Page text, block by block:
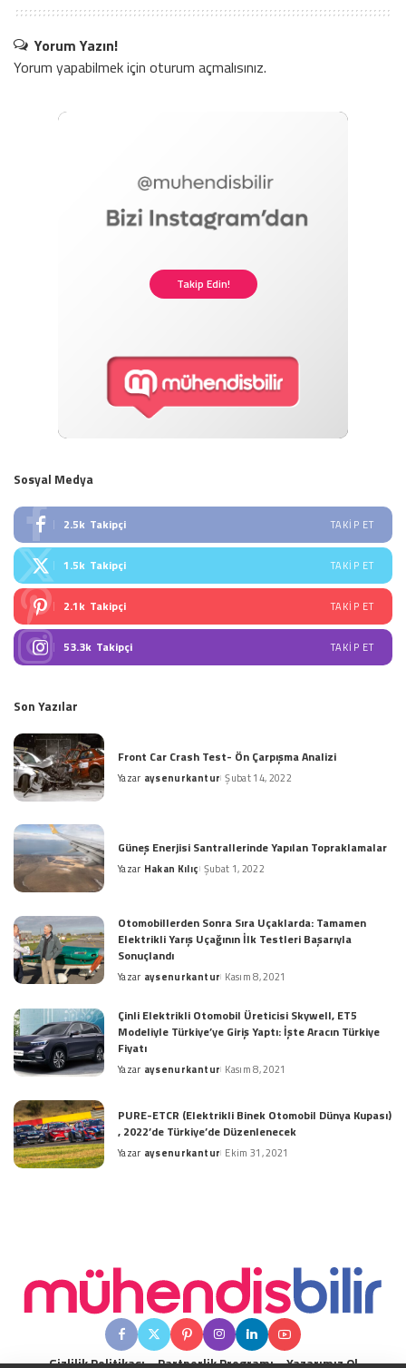
Yorum Yazın!
Yorum yapabilmek için oturum açmalısınız.
Takip Edin!
Sosyal Medya
2.5k Takipçi TAKIP ET
1.5k Takipçi TAKIP ET
2.1k Takipçi TAKIP ET
53.3k Takipçi TAKIP ET
Son Yazılar
Front Car Crash Test- Ön Çarpışma Analizi
Posted
Yazar aysenurkantur Şubat 14, 2022
Güneş Enerjisi Santrallerinde Yapılan Topraklamalar
Posted
Yazar Hakan Kılıç Şubat 1, 2022
Otomobillerden Sonra Sıra Uçaklarda: Tamamen
Elektrikli Yarış Uçağının İlk Testleri Başarıyla
Sonuçlandı
Posted
Yazar aysenurkantur Kasım 8, 2021
Çinli Elektrikli Otomobil Üreticisi Skywell, ET5
Modeliyle Türkiye’ye Giriş Yaptı: İşte Aracın Türkiye
Fiyatı
Posted
Yazar aysenurkantur Kasım 8, 2021
PURE-ETCR (Elektrikli Binek Otomobil Dünya Kupası)
, 2022’de Türkiye’de Düzenlenecek
Posted
Yazar aysenurkantur Ekim 31, 2021
Gizlilik Politikası Partnerlik Programı Yazarımız Ol